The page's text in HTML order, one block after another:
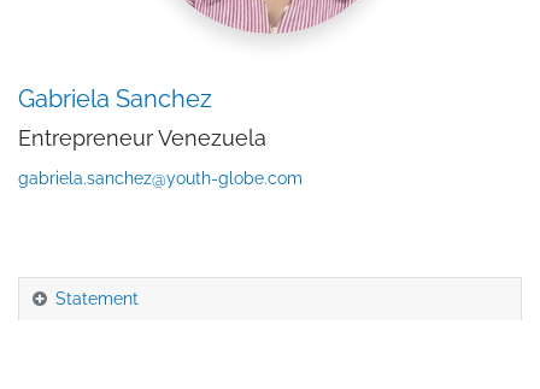
Gabriela Sanchez
Entrepreneur Venezuela
gabriela.sanchez@youth-globe.com
Statement